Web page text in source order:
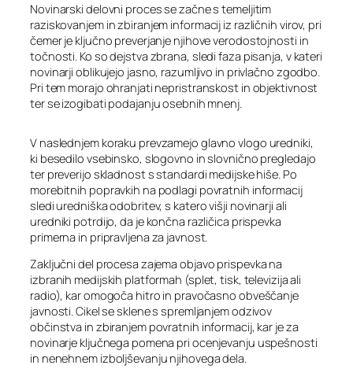
Novinarski delovni proces se začne s temeljitim
raziskovanjem in zbiranjem informacij iz različnih virov, pri
čemer je ključno preverjanje njihove verodostojnosti in
točnosti. Ko so dejstva zbrana, sledi faza pisanja, v kateri
novinarji oblikujejo jasno, razumljivo in privlačno zgodbo.
Pri tem morajo ohranjati nepristranskost in objektivnost
ter se izogibati podajanju osebnih mnenj.
V naslednjem koraku prevzamejo glavno vlogo uredniki,
ki besedilo vsebinsko, slogovno in slovnično pregledajo
ter preverijo skladnost s standardi medijske hiše. Po
morebitnih popravkih na podlagi povratnih informacij
sledi uredniška odobritev, s katero višji novinarji ali
uredniki potrdijo, da je končna različica prispevka
primerna in pripravljena za javnost.
Zaključni del procesa zajema objavo prispevka na
izbranih medijskih platformah (splet, tisk, televizija ali
radio), kar omogoča hitro in pravočasno obveščanje
javnosti. Cikel se sklene s spremljanjem odzivov
občinstva in zbiranjem povratnih informacij, kar je za
novinarje ključnega pomena pri ocenjevanju uspešnosti
in nenehnem izboljševanju njihovega dela.